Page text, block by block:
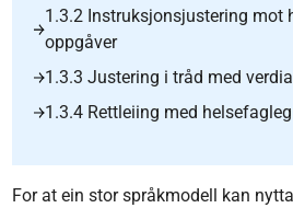
1.3.2 Instruksjonsjustering mot
oppgåver
1.3.3 Justering i tråd med
1.3.4 Rettleiing med
For at ein stor språkmodell kan